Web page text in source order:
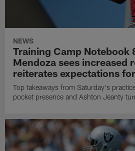
NEWS
Training Camp Notebook
Mendoza sees increased
reiterates expectations
Top takeaways from Saturday's
pocket presence and Ashton Jeanty